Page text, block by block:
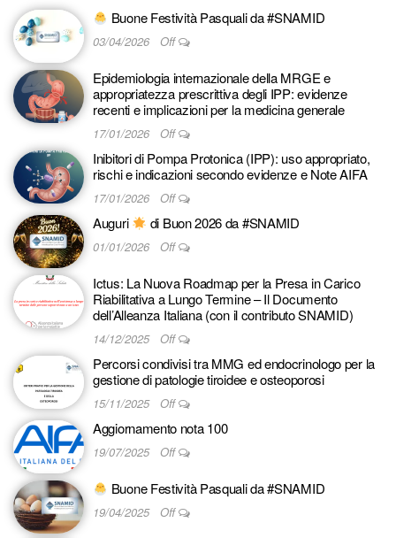
Buone Festività Pasquali da #SNAMID
03/04/2026 Off
Epidemiologia internazionale della MRGE e
appropriatezza prescrittiva degli IPP: evidenze
recenti e implicazioni per la medicina generale
17/01/2026 Off
Inibitori di Pompa Protonica (IPP): uso appropriato,
rischi e indicazioni secondo evidenze e Note AIFA
17/01/2026 Off
Auguri di Buon 2026 da #SNAMID
01/01/2026 Off
Ictus: La Nuova Roadmap per la Presa in Carico
Riabilitativa a Lungo Termine – Il Documento
dell’Alleanza Italiana (con il contributo SNAMID)
14/12/2025 Off
Percorsi condivisi tra MMG ed endocrinologo per la
gestione di patologie tiroidee e osteoporosi
15/11/2025 Off
Aggiornamento nota 100
19/07/2025 Off
Buone Festività Pasquali da #SNAMID
19/04/2025 Off